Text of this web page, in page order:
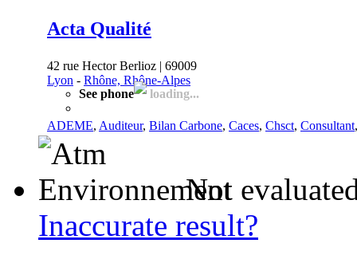
Acta Qualité
42 rue Hector Berlioz | 69009
Lyon - Rhône, Rhône-Alpes
See phone
loading...
ADEME, Auditeur, Bilan Carbone, Caces, Chsct, Consultant
Not
Inaccurate result?